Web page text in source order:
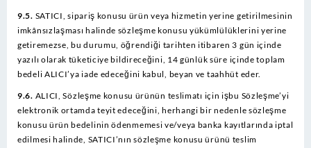
9.5. SATICI, sipariş konusu ürün veya hizmetin yerine getirilmesinin
imkânsızlaşması halinde sözleşme konusu yükümlülüklerini yerine
getiremezse, bu durumu, öğrendiği tarihten itibaren 3 gün içinde
yazılı olarak tüketiciye bildireceğini, 14 günlük süre içinde toplam
bedeli ALICI’ya iade edeceğini kabul, beyan ve taahhüt eder.
9.6. ALICI, Sözleşme konusu ürünün teslimatı için işbu Sözleşme’yi
elektronik ortamda teyit edeceğini, herhangi bir nedenle sözleşme
konusu ürün bedelinin ödenmemesi ve/veya banka kayıtlarında iptal
edilmesi halinde, SATICI’nın sözleşme konusu ürünü teslim